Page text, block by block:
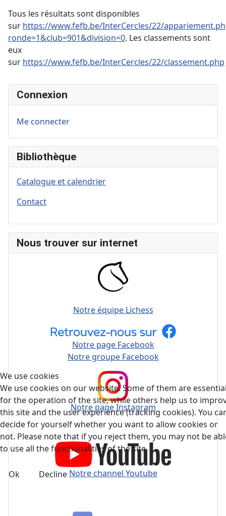
Tous les résultats sont disponibles
sur https://www.fefb.be/InterCercles/22/
ronde=1&club=901&division=0. Les classements sont
eux
sur https://www.fefb.be/InterCercles/22/classement.php
Connexion
Me connecter
Bibliothèque
Catalogue et calendrier
Contact
Nous trouver sur internet
Notre équipe Lichess
Notre page Facebook
Notre groupe Facebook
Notre page Instagram
Notre channel Youtube
We use cookies
We use cookies on our website. Some of them are
for the operation of the site, while others help us to
this site and the user experience (tracking cookies). You
decide for yourself whether you want to allow cookies or
not. Please note that if you reject them, you may not be
to use all the functionalities of the site.
Ok Decline